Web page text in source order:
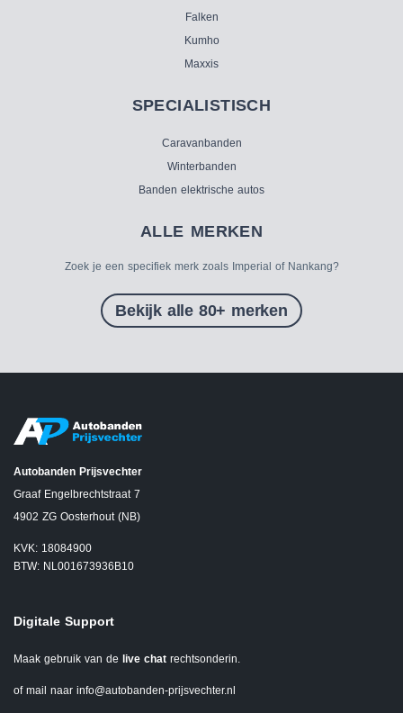
Falken
Kumho
Maxxis
SPECIALISTISCH
Caravanbanden
Winterbanden
Banden elektrische autos
ALLE MERKEN
Zoek je een specifiek merk zoals Imperial of Nankang?
Bekijk alle 80+ merken
Autobanden Prijsvechter
Graaf Engelbrechtstraat 7
4902 ZG Oosterhout (NB)
KVK: 18084900
BTW: NL001673936B10
Digitale Support
Maak gebruik van de live chat rechtsonderin.
of mail naar info@autobanden-prijsvechter.nl